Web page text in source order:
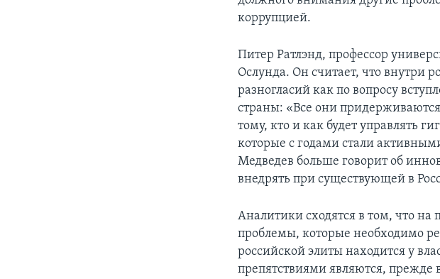
коррупцией.
Питер Ратлэнд, профессор
Ослунда. Он считает, что внутри
разногласий как по вопросу
страны: «Все они
тому, кто и как будет управлять
которые с годами стали
Медведев больше говорит об
внедрять при существующей в
Аналитики сходятся в том, что на
проблемы, которые необходимо
российской элиты находится у
препятствиями являются, прежде